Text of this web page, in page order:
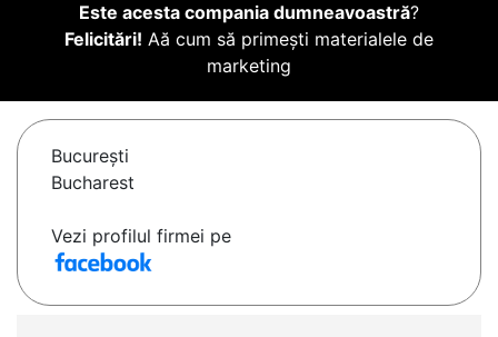
Este acesta compania dumneavoastră?
Felicitări! Aă cum să primești materialele de
marketing
Bucureşti
Bucharest
Vezi profilul firmei pe